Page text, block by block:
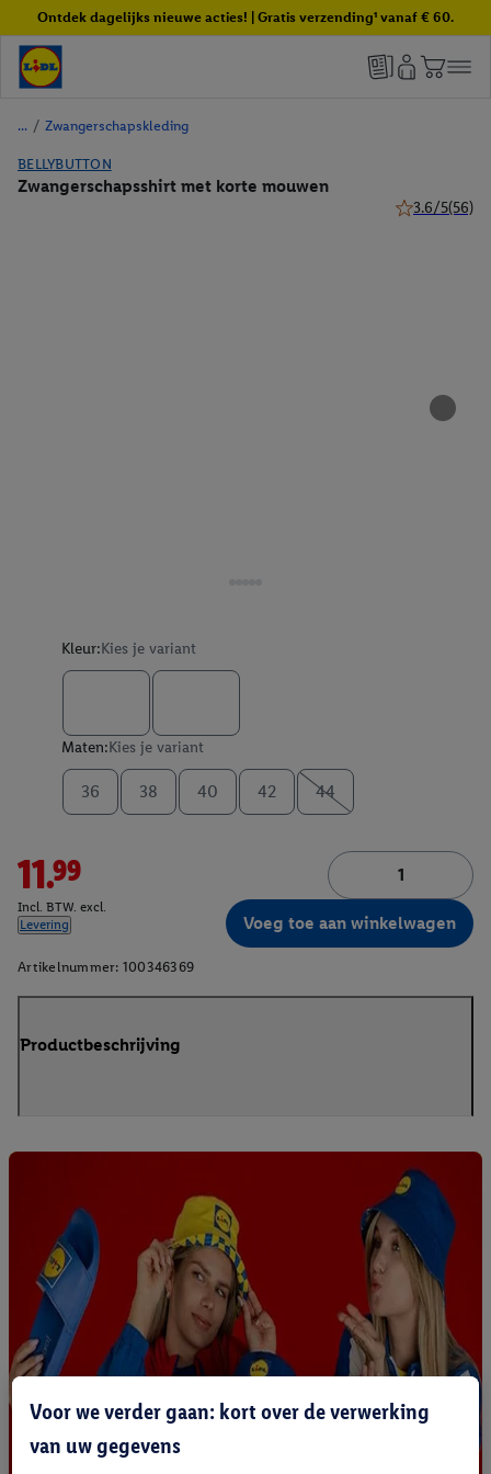
Ontdek dagelijks nieuwe acties! | Gratis verzending¹ vanaf € 60.
/ Zwangerschapskleding
BELLYBUTTON
Zwangerschapsshirt met korte mouwen
3.6/5(56)
Kleur:Kies je variant
Maten:Kies je variant
36 38 40 42 44
11.99
Incl. BTW. excl.
Levering
Voeg toe aan winkelwagen
Artikelnummer: 100346369
Productbeschrijving
Voor we verder gaan: kort over de verwerking
van uw gegevens